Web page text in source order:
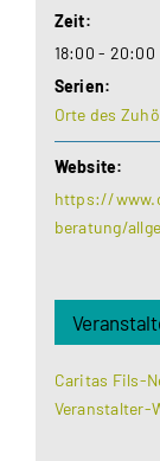
Zeit:
18:00 - 20:00
Serien:
Orte des
Website:
https://
beratung/
Caritas Fils-
Veranstalter-